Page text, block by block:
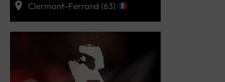
Clermont-Ferrand (63)